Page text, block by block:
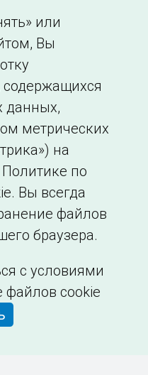
или
Вы
данных,
метрических
на
по
Вы всегда
файлов
браузера.
с условиями
файлов cookie